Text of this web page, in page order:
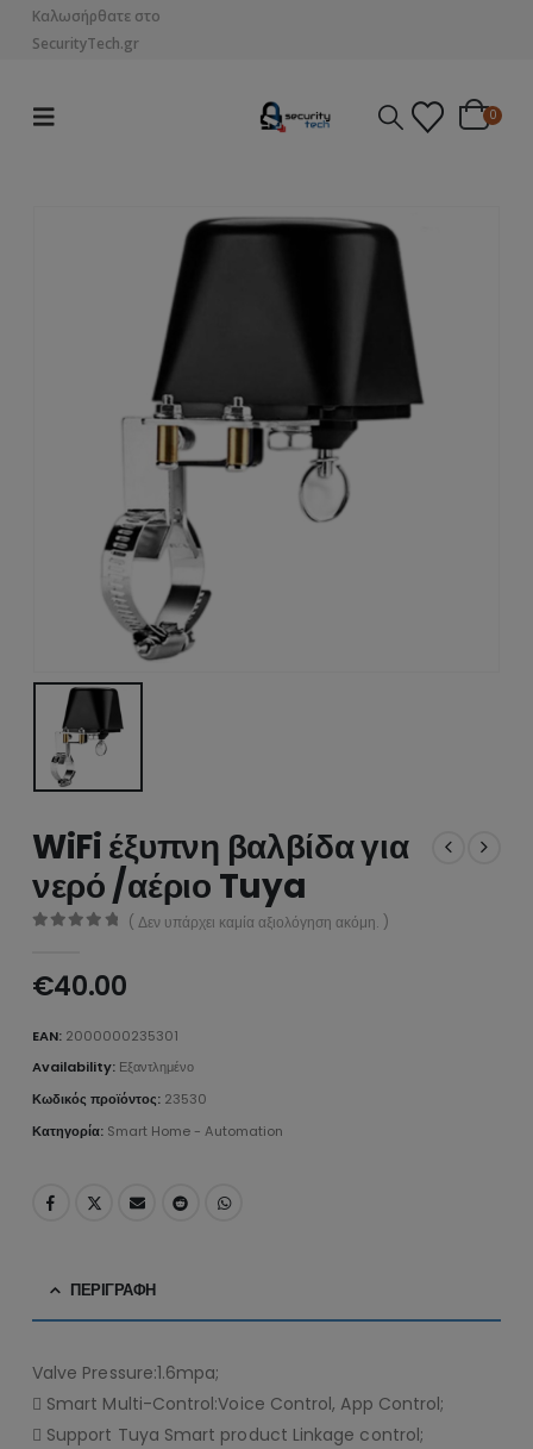
Καλωσήρθατε στο
SecurityTech.gr
0
WiFi έξυπνη βαλβίδα για
νερό /αέριο Tuya
( Δεν υπάρχει καμία αξιολόγηση ακόμη. )
€40.00
EAN: 2000000235301
Availability: Εξαντλημένο
Κωδικός προϊόντος: 23530
Κατηγορία: Smart Home - Automation
ΠΕΡΙΓΡΑΦΉ
Valve Pressure:1.6mpa;
 Smart Multi-Control:Voice Control, App Control;
 Support Tuya Smart product Linkage control;